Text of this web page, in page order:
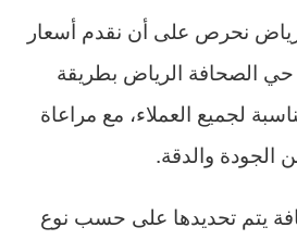
نحرص على أن نقدم أسعار
الصحافة الرياض بطريقة
لجميع العملاء، مع مراعاة
والدقة.
يتم تحديدها على حسب نوع